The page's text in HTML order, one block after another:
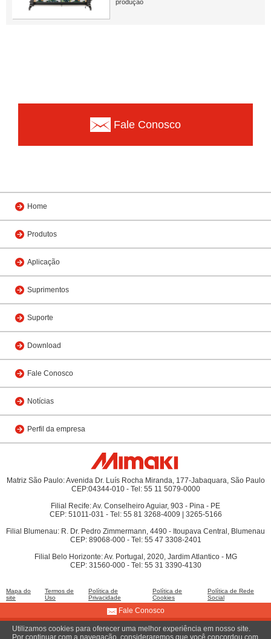
produção
Fale Conosco
Home
Produtos
Aplicação
Suprimentos
Suporte
Download
Fale Conosco
Notícias
Perfil da empresa
Matriz São Paulo: Avenida Dr. Luís Rocha Miranda, 177-Jabaquara, São Paulo
CEP:04344-010 - Tel: 55 11 5079-0000
Filial Recife: Av. Conselheiro Aguiar, 903 - Pina - PE
CEP: 51011-031 - Tel: 55 81 3268-4009 | 3265-5166
Filial Blumenau: R. Dr. Pedro Zimmermann, 4490 - Itoupava Central, Blumenau
CEP: 89068-000 - Tel: 55 47 3308-2401
Filial Belo Horizonte: Av. Portugal, 2020, Jardim Atlantico - MG
CEP: 31560-000 - Tel: 55 31 3390-4130
Mapa do
site
Termos de
Uso
Política de
Privacidade
Política de
Cookies
Política de Rede
Social
© 2009 MIMAKI DO BRASIL COMÉRCIO E IMPORTAÇÃO LTDA
Fale Conosco
Utilizamos cookies para oferecer uma melhor experiência em nosso site.
Por continuar com a navegação, consideraremos que você concordou com